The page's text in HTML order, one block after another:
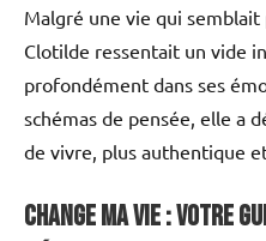
Malgré une vie qui semblait
Clotilde ressentait un vide
profondément dans ses
schémas de pensée, elle a
de vivre, plus authentique
Change ma vie : Votre